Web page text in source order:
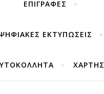
ΕΠΙΓΡΑΦΕΣ
ΕΚΤΥΠΩΣΕΙΣ
ΧΑΡΤΗΣ